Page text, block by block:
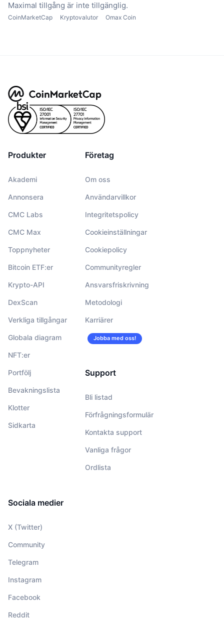
Maximal tillgång är inte tillgänglig.
CoinMarketCap Kryptovalutor Omax Coin
Produkter
Akademi
Annonsera
CMC Labs
CMC Max
Toppnyheter
Bitcoin ETF:er
Krypto-API
DexScan
Verkliga tillgångar
Globala diagram
NFT:er
Portfölj
Bevakningslista
Klotter
Sidkarta
Företag
Om oss
Användarvillkor
Integritetspolicy
Cookieinställningar
Cookiepolicy
Communityregler
Ansvarsfriskrivning
Metodologi
Karriärer
Jobba med oss!
Support
Bli listad
Förfrågningsformulär
Kontakta support
Vanliga frågor
Ordlista
Sociala medier
X (Twitter)
Community
Telegram
Instagram
Facebook
Reddit